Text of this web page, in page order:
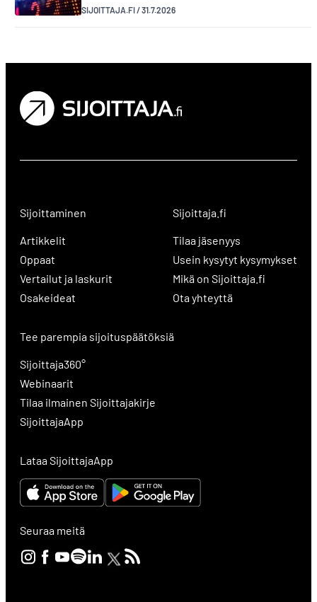
SIJOITTAJA.FI/31.7.2026
Sijoittaminen
Artikkelit
Oppaat
Vertailut ja laskurit
Osakeideat
Sijoittaja.fi
Tilaa jäsenyys
Usein kysytyt kysymykset
Mikä on Sijoittaja.fi
Ota yhteyttä
Tee parempia sijoituspäätöksiä
Sijoittaja360°
Webinaarit
Tilaa ilmainen Sijoittajakirje
SijoittajaApp
Lataa SijoittajaApp
Seuraa meitä